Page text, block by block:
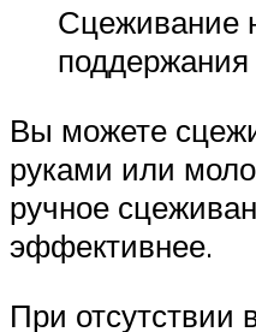
Сцеживание
поддержания
Вы можете
руками или
ручное
эффективнее.
При отсутствии